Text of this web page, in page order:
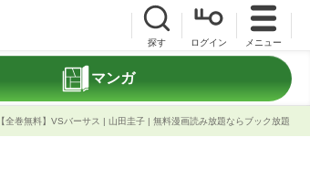
探す ログイン メニュー
マンガ
【全巻無料】VSバーサス | 山田圭子 | 無料漫画読み放題ならブック放題